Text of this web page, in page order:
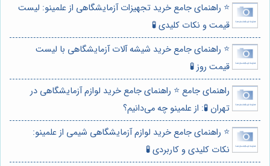
⭐️ راهنمای جامع خرید تجهیزات آزمایشگاهی از علمینو: لیست
قیمت و نکات کلیدی 🧪
⭐️ راهنمای جامع خرید شیشه آلات آزمایشگاهی با لیست
قیمت روز 🧪
راهنمای جامع ⭐️ راهنمای جامع خرید لوازم آزمایشگاهی در
تهران 🧪: از علمینو چه می‌دانیم؟
⭐️ راهنمای جامع خرید لوازم آزمایشگاهی شیمی از علمینو:
نکات کلیدی و کاربردی 🧪